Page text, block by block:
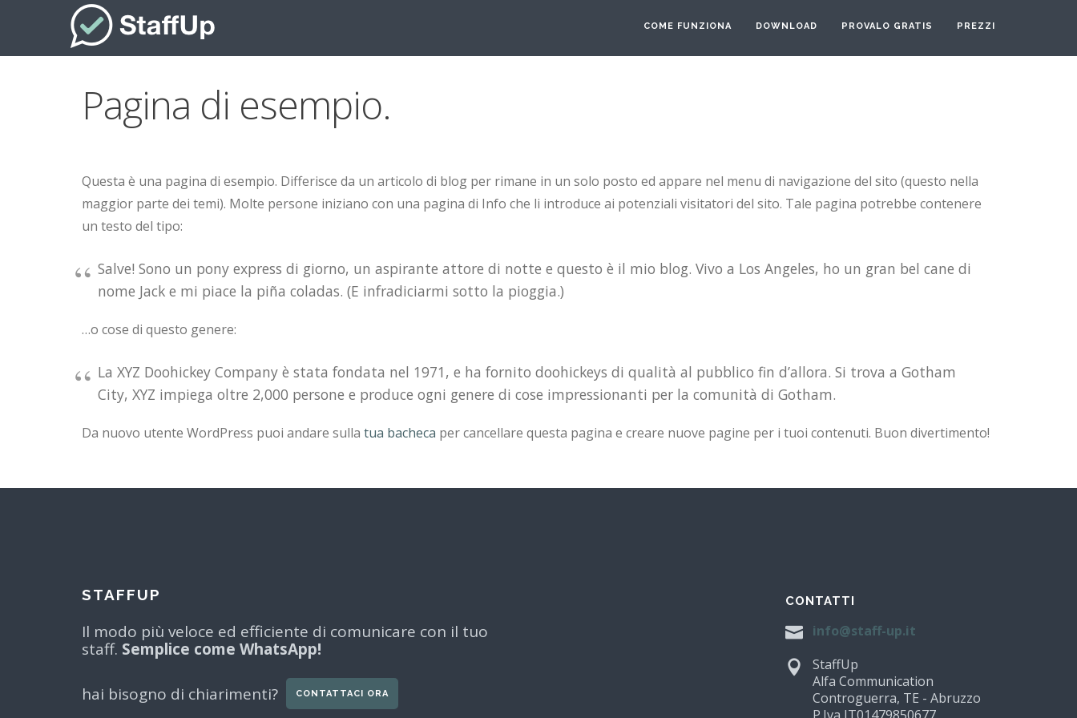
COME FUNZIONA DOWNLOAD PROVALO GRATIS PREZZI
Pagina di esempio.
Questa è una pagina di esempio. Differisce da un articolo di blog per rimane in un solo posto ed appare nel menu di navigazione del sito (questo nella
maggior parte dei temi). Molte persone iniziano con una pagina di Info che li introduce ai potenziali visitatori del sito. Tale pagina potrebbe contenere
un testo del tipo:
Salve! Sono un pony express di giorno, un aspirante attore di notte e questo è il mio blog. Vivo a Los Angeles, ho un gran bel cane di
nome Jack e mi piace la piña coladas. (E infradiciarmi sotto la pioggia.)
…o cose di questo genere:
La XYZ Doohickey Company è stata fondata nel 1971, e ha fornito doohickeys di qualità al pubblico fin d’allora. Si trova a Gotham
City, XYZ impiega oltre 2,000 persone e produce ogni genere di cose impressionanti per la comunità di Gotham.
Da nuovo utente WordPress puoi andare sulla tua bacheca per cancellare questa pagina e creare nuove pagine per i tuoi contenuti. Buon divertimento!
STAFFUP
Il modo più veloce ed efficiente di comunicare con il tuo
staff. Semplice come WhatsApp!
hai bisogno di chiarimenti? CONTATTACI ORA
CONTATTI
info@staff-up.it
StaffUp
Alfa Communication
Controguerra, TE - Abruzzo